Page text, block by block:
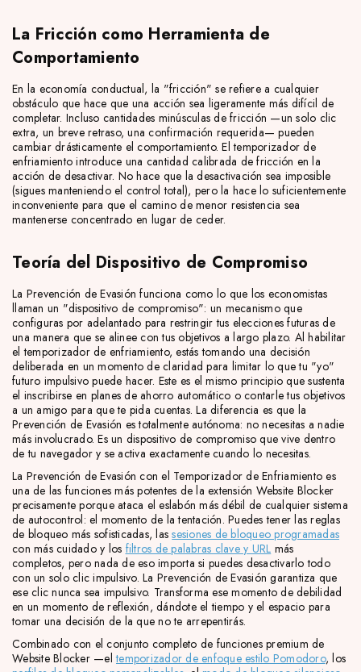
La Fricción como Herramienta de
Comportamiento
En la economía conductual, la "fricción" se refiere a cualquier
obstáculo que hace que una acción sea ligeramente más difícil de
completar. Incluso cantidades minúsculas de fricción —un solo clic
extra, un breve retraso, una confirmación requerida— pueden
cambiar drásticamente el comportamiento. El temporizador de
enfriamiento introduce una cantidad calibrada de fricción en la
acción de desactivar. No hace que la desactivación sea imposible
(sigues manteniendo el control total), pero la hace lo suficientemente
inconveniente para que el camino de menor resistencia sea
mantenerse concentrado en lugar de ceder.
Teoría del Dispositivo de Compromiso
La Prevención de Evasión funciona como lo que los economistas
llaman un "dispositivo de compromiso": un mecanismo que
configuras por adelantado para restringir tus elecciones futuras de
una manera que se alinee con tus objetivos a largo plazo. Al habilitar
el temporizador de enfriamiento, estás tomando una decisión
deliberada en un momento de claridad para limitar lo que tu "yo"
futuro impulsivo puede hacer. Este es el mismo principio que sustenta
el inscribirse en planes de ahorro automático o contarle tus objetivos
a un amigo para que te pida cuentas. La diferencia es que la
Prevención de Evasión es totalmente autónoma: no necesitas a nadie
más involucrado. Es un dispositivo de compromiso que vive dentro
de tu navegador y se activa exactamente cuando lo necesitas.
La Prevención de Evasión con el Temporizador de Enfriamiento es
una de las funciones más potentes de la extensión Website Blocker
precisamente porque ataca el eslabón más débil de cualquier sistema
de autocontrol: el momento de la tentación. Puedes tener las reglas
de bloqueo más sofisticadas, lassesiones de bloqueo programadas
con más cuidado y los filtros de palabras clave y URL más
completos, pero nada de eso importa si puedes desactivarlo todo
con un solo clic impulsivo. La Prevención de Evasión garantiza que
ese clic nunca sea impulsivo. Transforma ese momento de debilidad
en un momento de reflexión, dándote el tiempo y el espacio para
tomar una decisión de la que no te arrepentirás.
Combinado con el conjunto completo de funciones premium de
Website Blocker —eltemporizador de enfoque estilo Pomodoro, los